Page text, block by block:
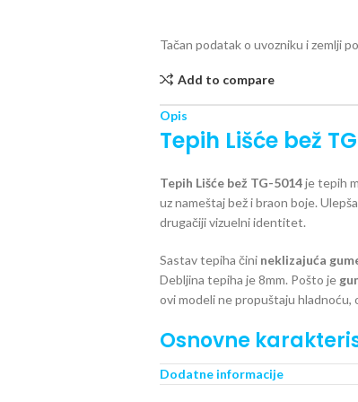
Tačan podatak o uvozniku i zemlji
Add to compare
Opis
Tepih Lišće bež
Tepih Lišće bež TG-5014je tepih
uz nameštaj bež i braon boje.
drugačiji vizuelni identitet.
Sastav tepiha čini neklizajuća
Debljina tepiha je 8mm. Pošto je
ovi modeli ne propuštaju
Osnovne
Tepih Lišće bež TG-5014je od
Dodatne informacije